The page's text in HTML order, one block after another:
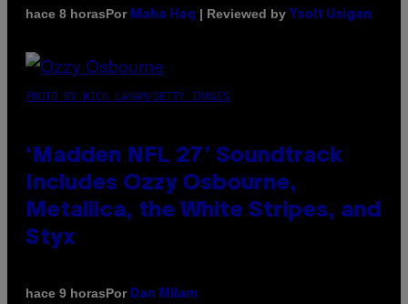
hace 8 horasPor Maha Haq | Reviewed by Ysolt Usigan
PHOTO BY NICK LAHAM/GETTY IMAGES
‘Madden NFL 27’ Soundtrack
Includes Ozzy Osbourne,
Metallica, the White Stripes, and
Styx
hace 9 horasPor Dan Milam